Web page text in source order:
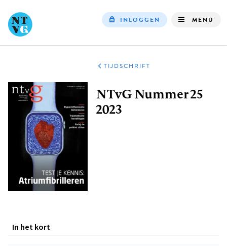
INLOGGEN MENU
TIJDSCHRIFT
NTvG Nummer 25
2023
In het kort